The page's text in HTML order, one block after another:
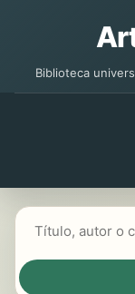
Biblioteca